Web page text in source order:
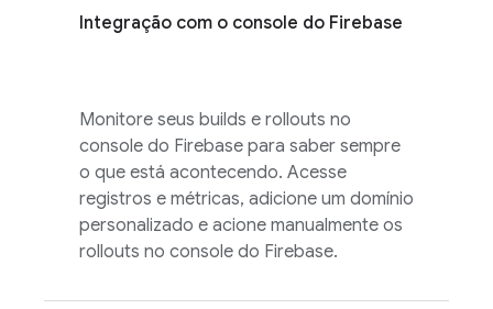
Integração com o console do Firebase
Monitore seus builds e rollouts no
console do Firebase para saber sempre
o que está acontecendo. Acesse
registros e métricas, adicione um domínio
personalizado e acione manualmente os
rollouts no console do Firebase.